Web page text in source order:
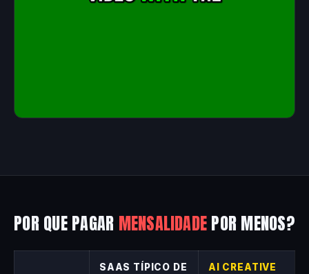
POR QUE PAGAR MENSALIDADEPOR MENOS?
SAAS TÍPICO DE
AI CREATIVE